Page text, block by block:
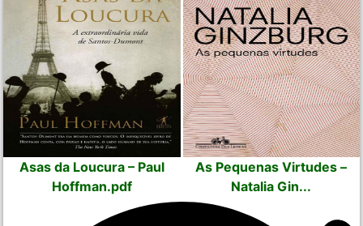
Asas da Loucura – Paul
Hoffman.pdf
As Pequenas Virtudes –
Natalia Gin...